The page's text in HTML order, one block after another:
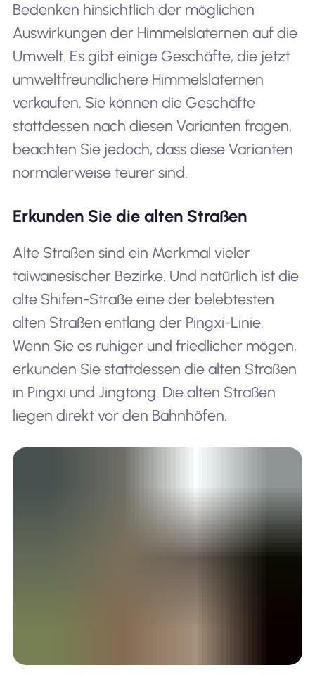
Bedenken hinsichtlich der möglichen
Auswirkungen der Himmelslaternen auf die
Umwelt. Es gibt einige Geschäfte, die jetzt
umweltfreundlichere Himmelslaternen
verkaufen. Sie können die Geschäfte
stattdessen nach diesen Varianten fragen,
beachten Sie jedoch, dass diese Varianten
normalerweise teurer sind.
Erkunden Sie die alten Straßen
Alte Straßen sind ein Merkmal vieler
taiwanesischer Bezirke. Und natürlich ist die
alte Shifen-Straße eine der belebtesten
alten Straßen entlang der Pingxi-Linie.
Wenn Sie es ruhiger und friedlicher mögen,
erkunden Sie stattdessen die alten Straßen
in Pingxi und Jingtong. Die alten Straßen
liegen direkt vor den Bahnhöfen.